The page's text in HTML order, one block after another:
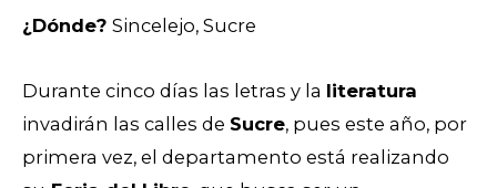
¿Dónde? Sincelejo, Sucre
Durante cinco días las letras y la literatura
invadirán las calles de Sucre, pues este año, por
primera vez, el departamento está realizando